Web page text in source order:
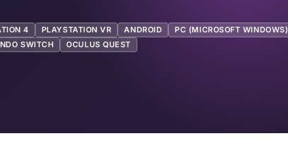
4 PLAYSTATION VR ANDROID PC (MICROSOFT WINDOWS)
SWITCH OCULUS QUEST